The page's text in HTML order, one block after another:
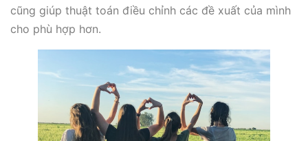
cũng giúp thuật toán điều chỉnh các đề xuất của mình
cho phù hợp hơn.